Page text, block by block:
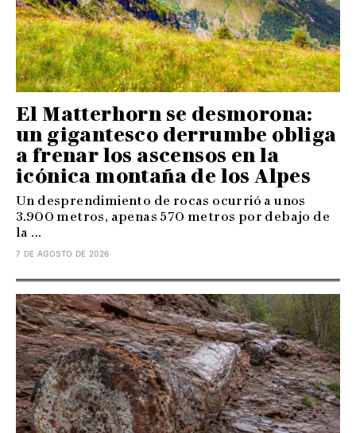
El Matterhorn se desmorona:
un gigantesco derrumbe obliga
a frenar los ascensos en la
icónica montaña de los Alpes
Un desprendimiento de rocas ocurrió a unos
3.900 metros, apenas 570 metros por debajo de
la ...
7 DE AGOSTO DE 2026